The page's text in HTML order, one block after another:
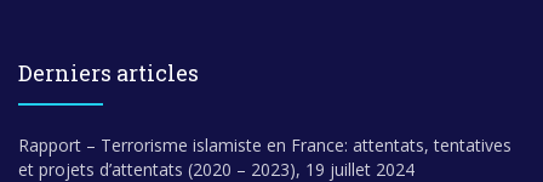
Derniers articles
Rapport – Terrorisme islamiste en France: attentats, tentatives
et projets d’attentats (2020 – 2023), 19 juillet 2024